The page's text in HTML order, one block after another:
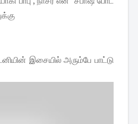
இசையில் அரும்பே பாட்டு